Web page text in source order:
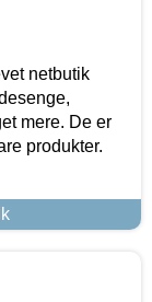
netbutik
mere. De er
produkter.